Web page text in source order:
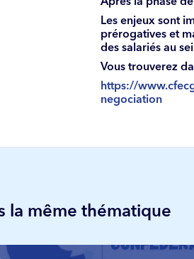
Les enjeux sont
prérogatives et
des salariés au
Vous trouverez
https://
negociation
la même thématique